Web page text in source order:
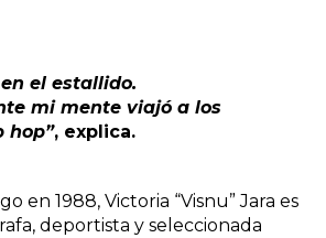
el estallido.
mi mente viajó a los
hop”, explica.
en 1988, Victoria “Visnu” Jara es
deportista y seleccionada